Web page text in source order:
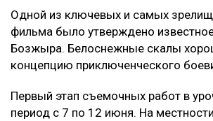
Одной из ключевых и самых
фильма было утверждено
Бозжыра. Белоснежные скалы
концепцию приключенческого
Первый этап съемочных работ в
период с 7 по 12 июня. На